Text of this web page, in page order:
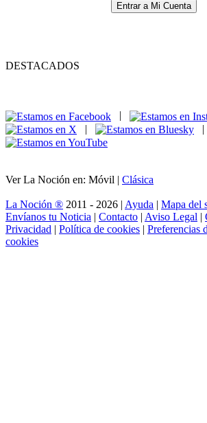
Entrar a Mi Cuenta
DESTACADOS
|
|
Ver La Noción en: Móvil | Clásica
La Noción ® 2011 - 2026 | Ayuda | Mapa del
Envíanos tu Noticia | Contacto | Aviso Legal |
Privacidad | Política de cookies | Preferencias
cookies